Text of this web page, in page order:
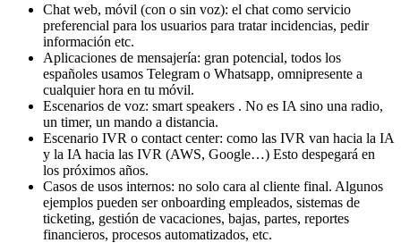
Chat web, móvil (con o sin voz): el chat como servicio
preferencial para los usuarios para tratar incidencias, pedir
información etc.
Aplicaciones de mensajería: gran potencial, todos los
españoles usamos Telegram o Whatsapp, omnipresente a
cualquier hora en tu móvil.
Escenarios de voz: smart speakers . No es IA sino una radio,
un timer, un mando a distancia.
Escenario IVR o contact center: como las IVR van hacia la IA
y la IA hacia las IVR (AWS, Google…) Esto despegará en
los próximos años.
Casos de usos internos: no solo cara al cliente final. Algunos
ejemplos pueden ser onboarding empleados, sistemas de
ticketing, gestión de vacaciones, bajas, partes, reportes
financieros, procesos automatizados, etc.